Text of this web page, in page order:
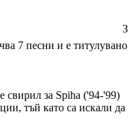
7 песни и е
свирил за Spiha ('94-'99)
тъй като са искали